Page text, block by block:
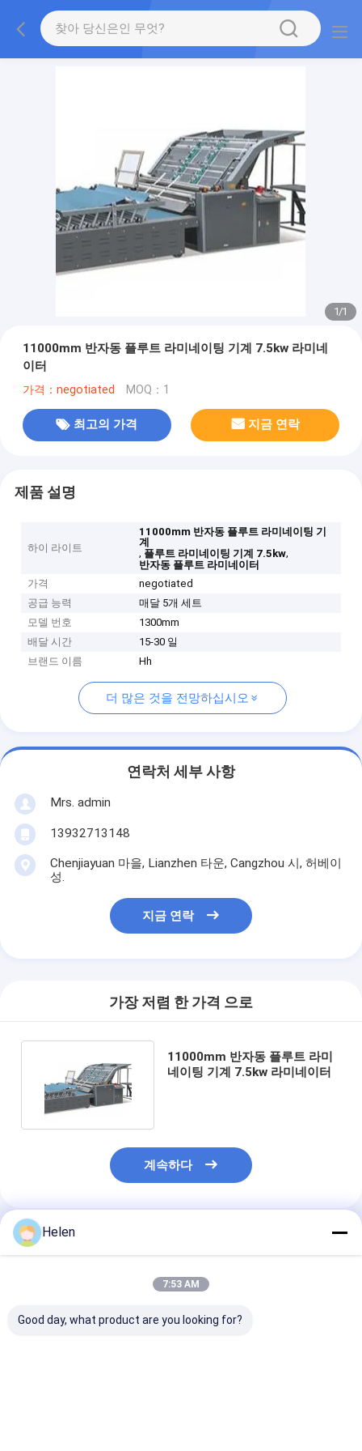
1/1
11000mm 반자동 플루트 라미네이팅 기계 7.5kw 라미네
이터
가격：negotiated MOQ：1
최고의 가격 지금 연락
제품 설명
하이 라이트
11000mm 반자동 플루트 라미네이팅 기
계
, 플루트 라미네이팅 기계 7.5kw,
반자동 플루트 라미네이터
가격
negotiated
공급 능력
매달 5개 세트
모델 번호
1300mm
배달 시간
15-30 일
브랜드 이름
Hh
더 많은 것을 전망하십시오
연락처 세부 사항
Mrs. admin
13932713148
Chenjiayuan 마을, Lianzhen 타운, Cangzhou 시, 허베이
성.
지금 연락
가장 저렴 한 가격 으로
11000mm 반자동 플루트 라미
네이팅 기계 7.5kw 라미네이터
계속하다
추천된 제품
Helen
7:53 AM
Good day, what product are you looking for?